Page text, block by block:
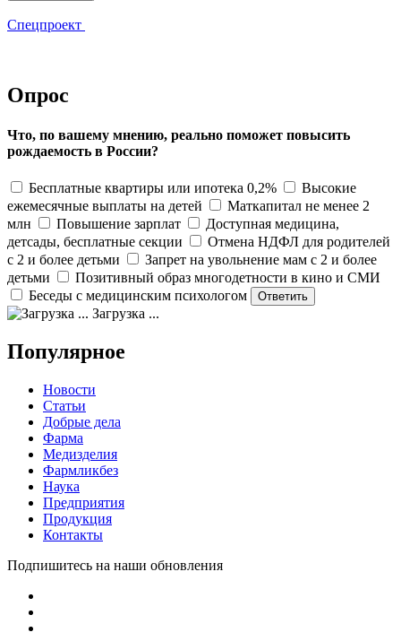
Спецпроект
Опрос
Что, по вашему мнению, реально поможет повысить
рождаемость в России?
Бесплатные квартиры или ипотека 0,2%
Высокие
ежемесячные выплаты на детей
Маткапитал не менее 2
млн
Повышение зарплат
Доступная медицина,
детсады, бесплатные секции
Отмена НДФЛ для родителей
с 2 и более детьми
Запрет на увольнение мам с 2 и более
детьми
Позитивный образ многодетности в кино и СМИ
Беседы с медицинским психологом
Загрузка ...
Популярное
Новости
Статьи
Добрые дела
Фарма
Медизделия
Фармликбез
Наука
Предприятия
Продукция
Контакты
Подпишитесь на наши обновления